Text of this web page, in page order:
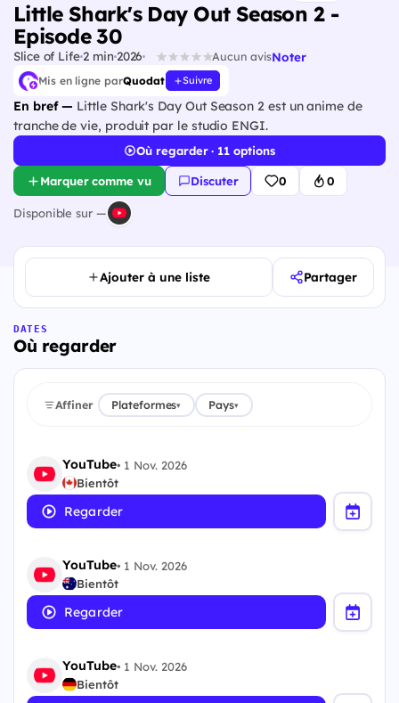
Little Shark's Day Out Season 2 -
Episode 30
Slice of Life 2 min 2026 Aucun avisNoter
Mis en ligne parQuodat Suivre
En bref — Little Shark's Day Out Season 2 est un anime de
tranche de vie, produit par le studio ENGI.
Où regarder · 11 options
Marquer comme vu Discuter 0 0
Disponible sur —
Ajouter à une liste Partager
DATES
Où regarder
Affiner Plateformes▾ Pays▾
YouTube• 1 Nov. 2026
Bientôt
Regarder
YouTube• 1 Nov. 2026
Bientôt
Regarder
YouTube• 1 Nov. 2026
Bientôt